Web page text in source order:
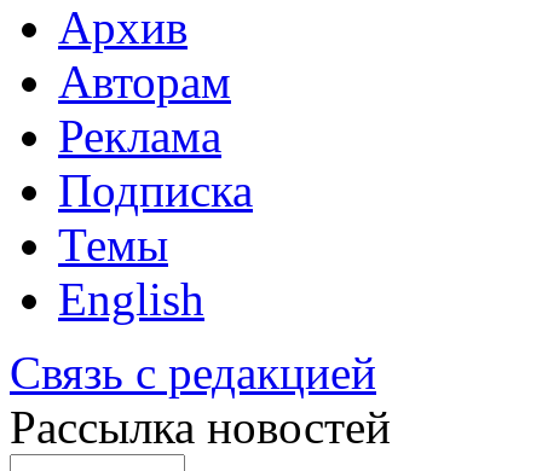
Архив
Авторам
Реклама
Подписка
Темы
English
Связь с редакцией
Рассылка новостей